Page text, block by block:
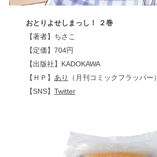
おとりよせしまっし！
２巻
【著者】ちさこ
【定価】704円
【出版社】KADOKAWA
【ＨＰ】 あり
（月刊コミックフラッパー）
【SNS】 Twitter